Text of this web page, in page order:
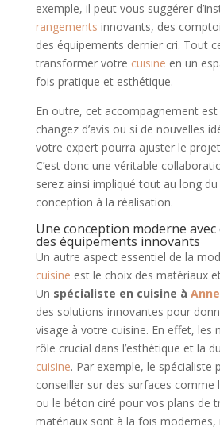
exemple, il peut vous suggérer
rangements innovants, des
des équipements dernier cri. Tout
transformer votre cuisine en un
fois pratique et esthétique.
En outre, cet accompagnement
changez d’avis ou si de nouvelles
votre expert pourra ajuster le
C’est donc une véritable
serez ainsi impliqué tout au long
conception à la réalisation.
Une conception moderne
des équipements innovants
Un autre aspect essentiel de la
cuisine est le choix des matériaux
Un spécialiste en cuisine à
des solutions innovantes pour
visage à votre cuisine. En effet, les
rôle crucial dans l’esthétique et la
cuisine. Par exemple, le spécialiste
conseiller sur des surfaces comme
ou le béton ciré pour vos plans de
matériaux sont à la fois modernes,